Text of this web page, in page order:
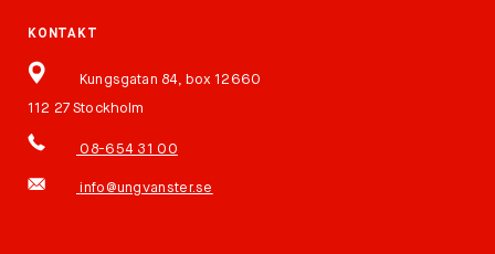
KONTAKT
Kungsgatan 84, box 12660
112 27 Stockholm
08-654 31 00
info@ungvanster.se